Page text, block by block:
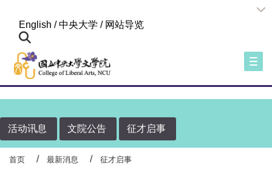
English /中央大学 / 网站导览
活动讯息 文院公告 征才启事
首页 最新消息 征才启事